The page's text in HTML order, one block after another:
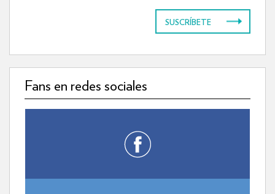
SUSCRÍBETE
Fans en redes sociales